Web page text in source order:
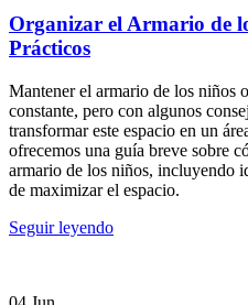
Organizar el Armario de
Prácticos
Mantener el armario de los niños
constante, pero con algunos
transformar este espacio en un
ofrecemos una guía breve sobre
armario de los niños, incluyendo
de maximizar el espacio.
Seguir leyendo